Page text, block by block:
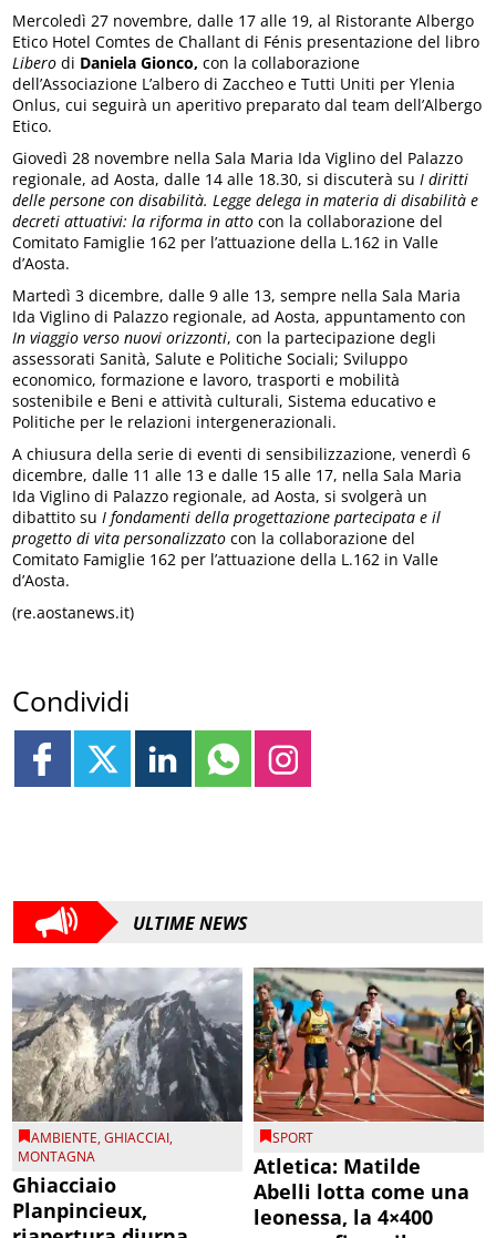
Mercoledì 27 novembre, dalle 17 alle 19, al Ristorante Albergo
Etico Hotel Comtes de Challant di Fénis presentazione del libro
Libero di Daniela Gionco, con la collaborazione
dell’Associazione L’albero di Zaccheo e Tutti Uniti per Ylenia
Onlus, cui seguirà un aperitivo preparato dal team dell’Albergo
Etico.
Giovedì 28 novembre nella Sala Maria Ida Viglino del Palazzo
regionale, ad Aosta, dalle 14 alle 18.30, si discuterà su I diritti
delle persone con disabilità. Legge delega in materia di disabilità e
decreti attuativi: la riforma in atto con la collaborazione del
Comitato Famiglie 162 per l’attuazione della L.162 in Valle
d’Aosta.
Martedì 3 dicembre, dalle 9 alle 13, sempre nella Sala Maria
Ida Viglino di Palazzo regionale, ad Aosta, appuntamento con
In viaggio verso nuovi orizzonti, con la partecipazione degli
assessorati Sanità, Salute e Politiche Sociali; Sviluppo
economico, formazione e lavoro, trasporti e mobilità
sostenibile e Beni e attività culturali, Sistema educativo e
Politiche per le relazioni intergenerazionali.
A chiusura della serie di eventi di sensibilizzazione, venerdì 6
dicembre, dalle 11 alle 13 e dalle 15 alle 17, nella Sala Maria
Ida Viglino di Palazzo regionale, ad Aosta, si svolgerà un
dibattito su I fondamenti della progettazione partecipata e il
progetto di vita personalizzato con la collaborazione del
Comitato Famiglie 162 per l’attuazione della L.162 in Valle
d’Aosta.
(re.aostanews.it)
Condividi
ULTIME NEWS
AMBIENTE,GHIACCIAI,
MONTAGNA
Ghiacciaio
Planpincieux,
SPORT
Atletica: Matilde
Abelli lotta come una
leonessa, la 4×400